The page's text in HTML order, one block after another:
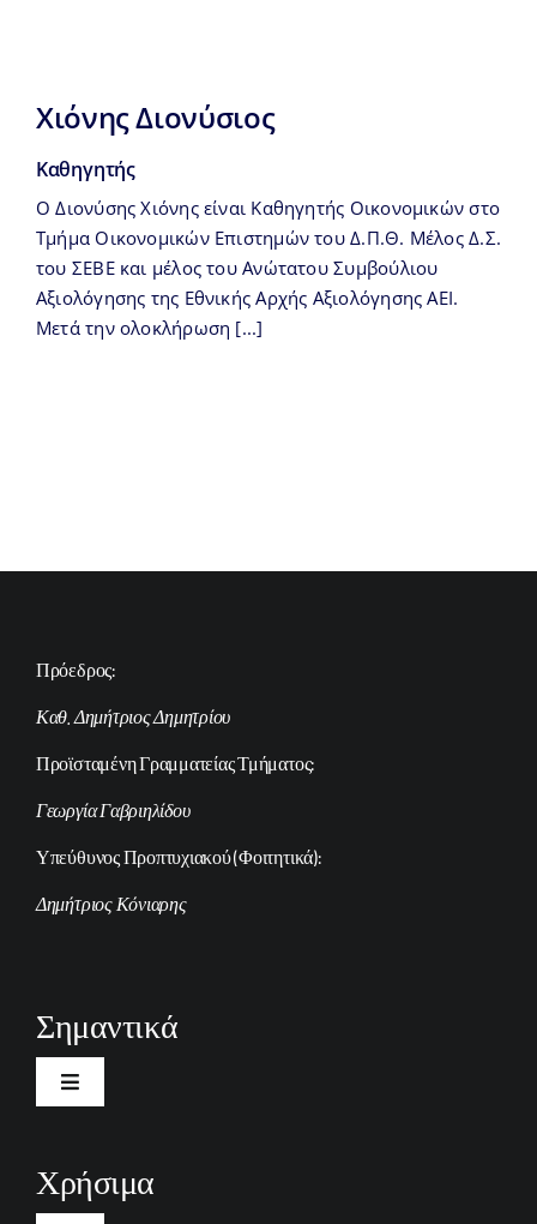
Χιόνης Διονύσιος
Καθηγητής
O Διονύσης Χιόνης είναι Καθηγητής Οικονομικών στο
Τμήμα Οικονομικών Επιστημών του Δ.Π.Θ. Mέλος Δ.Σ.
του ΣΕΒΕ και μέλος του Ανώτατου Συμβούλιου
Αξιολόγησης της Εθνικής Αρχής Αξιολόγησης ΑΕΙ.
Μετά την ολοκλήρωση [...]
Πρόεδρος:
Καθ. Δημήτριος Δημητρίου
Προϊσταμένη Γραμματείας Τμήματος:
Γεωργία Γαβριηλίδου
Υπεύθυνος Προπτυχιακού (Φοιτητικά):
Δημήτριος Κόνιαρης
Σημαντικά
Toggle
Χρήσιμα